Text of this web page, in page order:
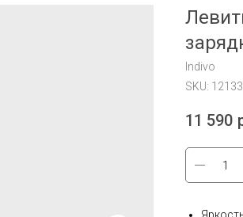
Indivo
SKU:
11 590